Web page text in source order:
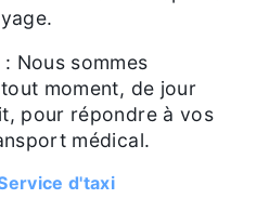
: Nous sommes
moment, de jour
pour répondre à vos
médical.
d'taxi